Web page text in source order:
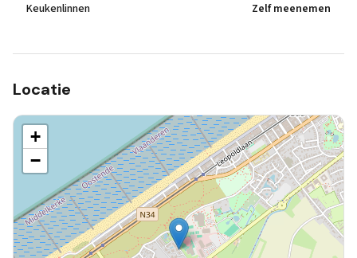
Keukenlinnen Zelf meenemen
Locatie
+
−